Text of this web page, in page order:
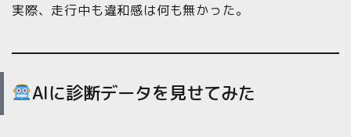
実際、走行中も違和感は何も無かった。
AIに診断データを見せてみた